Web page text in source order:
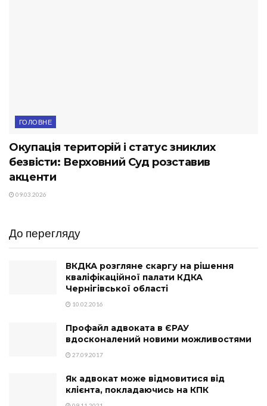
ГОЛОВНЕ
Окупація територій і статус зниклих
безвісти: Верховний Суд розставив
акценти
09.03.2026
До перегляду
ВКДКА розгляне скаргу на рішення
кваліфікаційної палати КДКА
Чернігівської області
10.02.2016
Профайл адвоката в ЄРАУ
вдосконалений новими можливостями
27.09.2017
Як адвокат може відмовитися від
клієнта, покладаючись на КПК